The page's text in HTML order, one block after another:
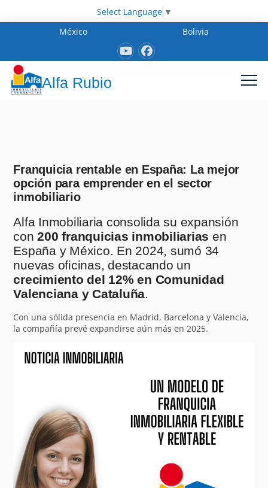
Select Language ▼
México
Bolivia
Alfa Rubio
Franquicia rentable en España: La mejor
opción para emprender en el sector
inmobiliario
Alfa Inmobiliaria consolida su expansión
con200 franquicias inmobiliarias en
España y México. En 2024, sumó 34
nuevas oficinas, destacando un
crecimiento del 12% en Comunidad
Valenciana y Cataluña.
Con una sólida presencia en Madrid, Barcelona y Valencia,
la compañía prevé expandirse aún más en 2025.